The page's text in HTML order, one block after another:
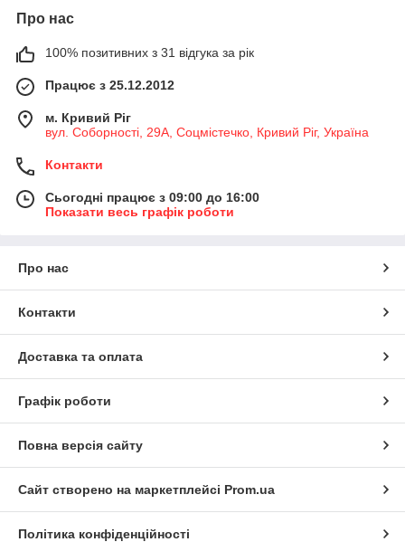
Про нас
100% позитивних з 31 відгука за рік
Працює з 25.12.2012
м. Кривий Ріг
вул. Соборності, 29А, Соцмістечко, Кривий Ріг, Україна
Контакти
Сьогодні працює з 09:00 до 16:00
Показати весь графік роботи
Про нас
Контакти
Доставка та оплата
Графік роботи
Повна версія сайту
Сайт створено на маркетплейсі Prom.ua
Політика конфіденційності